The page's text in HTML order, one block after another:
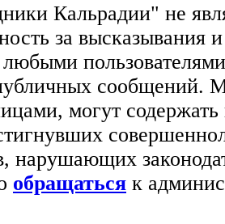
Кальрадии" не
за
сообщений.
могут
нарушающих
обращаться к